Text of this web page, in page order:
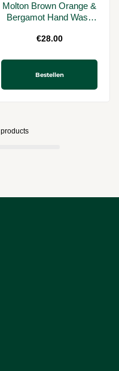
Molton Brown Orange &
Bergamot Hand Wash
€28.00
Bestellen
products